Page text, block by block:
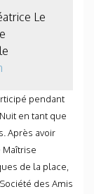
Le
pendant
en tant que
Après avoir
de la place,
des Amis